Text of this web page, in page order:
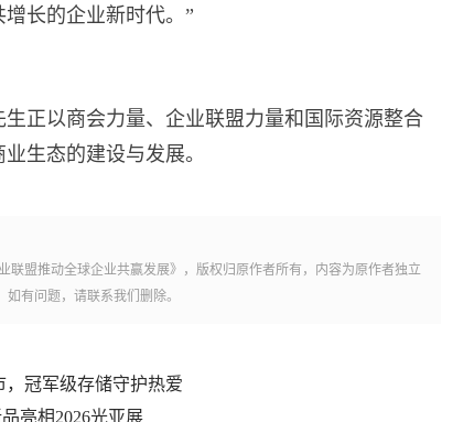
长的企业新时代。”
正以商会力量、企业联盟力量和国际资源整合
生态的建设与发展。
盟推动全球企业共赢发展》，版权归原作者所有，内容为原作者独立
有问题，请联系我们删除。
冠军级存储守护热爱
亮相2026光亚展